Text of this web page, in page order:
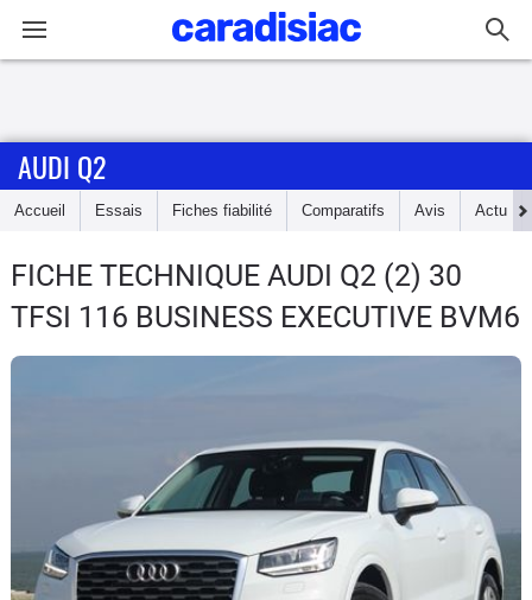
Accueil
Essais
Guide
Flottes
Auto
AUDI Q2
Accueil Essais Fiches fiabilité Comparatifs Avis Actu
FICHE TECHNIQUE AUDI Q2 (2) 30
TFSI 116 BUSINESS EXECUTIVE BVM6